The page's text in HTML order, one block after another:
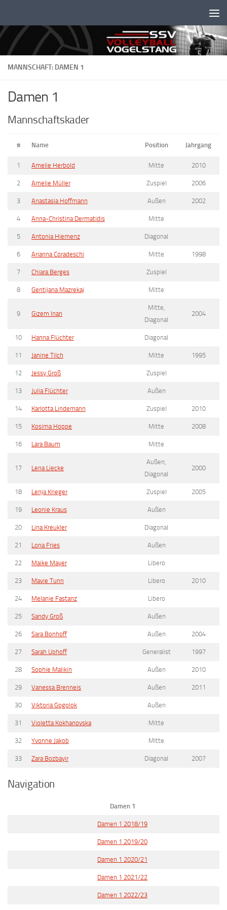
MANNSCHAFT: DAMEN 1
Damen 1
Mannschaftskader
# Name Position Jahrgang
1 Amelie Herbold Mitte 2010
2 Amelie Müller Zuspiel 2006
3 Anastasia Hoffmann Außen 2002
4 Anna-Christina Dermatidis Mitte
5 Antonia Hiemenz Diagonal
6 Arianna Coradeschi Mitte 1998
7 Chiara Berges Zuspiel
8 Gentijana Mazrekaj Mitte
9 Gizem Inan
Mitte,
Diagonal
2004
10 Hanna Flüchter Diagonal
11 Janine Tilch Mitte 1995
12 Jessy Groß Zuspiel
13 Julia Flüchter Außen
14 Karlotta Lindemann Zuspiel 2010
15 Kosima Hoppe Mitte 2008
16 Lara Baum Mitte
17 Lena Liecke
Außen,
Diagonal
2000
18 Lenja Krieger Zuspiel 2005
19 Leonie Kraus Außen
20 Lina Kreukler Diagonal
21 Lona Fries Außen
22 Maike Mayer Libero
23 Mavie Tunn Libero 2010
24 Melanie Fastanz Libero
25 Sandy Groß Außen
26 Sara Bonhoff Außen 2004
27 Sarah Uphoff Generalist 1997
28 Sophie Malikin Außen 2010
29 Vanessa Brenneis Außen 2011
30 Viktoria Gogolok Außen
31 Violetta Kokhanovska Mitte
32 Yvonne Jakob MItte
33 Zara Bozbayir Diagonal 2007
Navigation
Damen 1
Damen 1 2018/19
Damen 1 2019/20
Damen 1 2020/21
Damen 1 2021/22
Damen 1 2022/23